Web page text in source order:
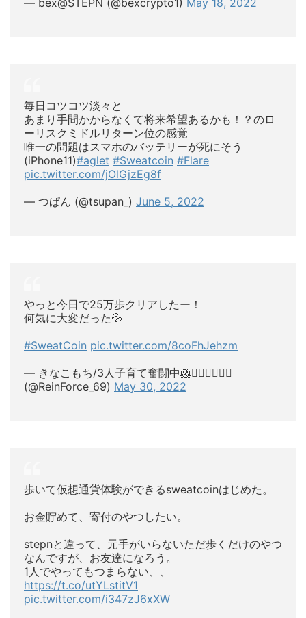
毎日コツコツ淡々と
あまり手間かからなくて将来希望あるかも！？のロ
ーリスクミドルリターン位の感覚
唯一の問題はスマホのバッテリーが死にそう
(iPhone11)#aglet #Sweatcoin #Flare
pic.twitter.com/jOlGjzEg8f
— つぱん (@tsupan_) June 5, 2022
やっと今日で25万歩クリアしたー！
何気に大変だった💦
#SweatCoin pic.twitter.com/8coFhJehzm
— きなこもち/3人子育て奮闘中🐹🙋‍♂️🙋‍♂️🙋‍♀️
(@ReinForce_69) May 30, 2022
歩いて仮想通貨体験ができるsweatcoinはじめた。
お金貯めて、寄付のやつしたい。
stepnと違って、元手がいらないただ歩くだけのやつ
なんですが、お友達になろう。
1人でやってもつまらない、、
https://t.co/utYLstitV1
pic.twitter.com/i347zJ6xXW